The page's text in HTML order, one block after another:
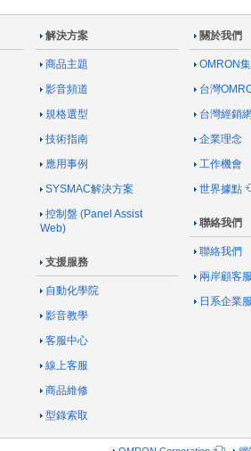
解決方案
商品主題
影音頻道
規格選型
技術指南
應用事例
SYSMAC解決方案
控制盤 (Panel Assist
Web)
支援服務
自動化學院
影音教學
客服中心
線上客服
商品維修
型錄索取
關於我們
OMRON
台灣
台灣經銷
企業理念
工作機會
世界據點
聯絡我們
聯絡我們
兩岸顧客
日系企業